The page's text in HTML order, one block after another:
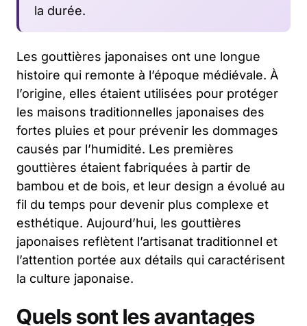
la durée.
Les gouttières japonaises ont une longue
histoire qui remonte à l’époque médiévale. À
l’origine, elles étaient utilisées pour protéger
les maisons traditionnelles japonaises des
fortes pluies et pour prévenir les dommages
causés par l’humidité. Les premières
gouttières étaient fabriquées à partir de
bambou et de bois, et leur design a évolué au
fil du temps pour devenir plus complexe et
esthétique. Aujourd’hui, les gouttières
japonaises reflètent l’artisanat traditionnel et
l’attention portée aux détails qui caractérisent
la culture japonaise.
Quels sont les avantages